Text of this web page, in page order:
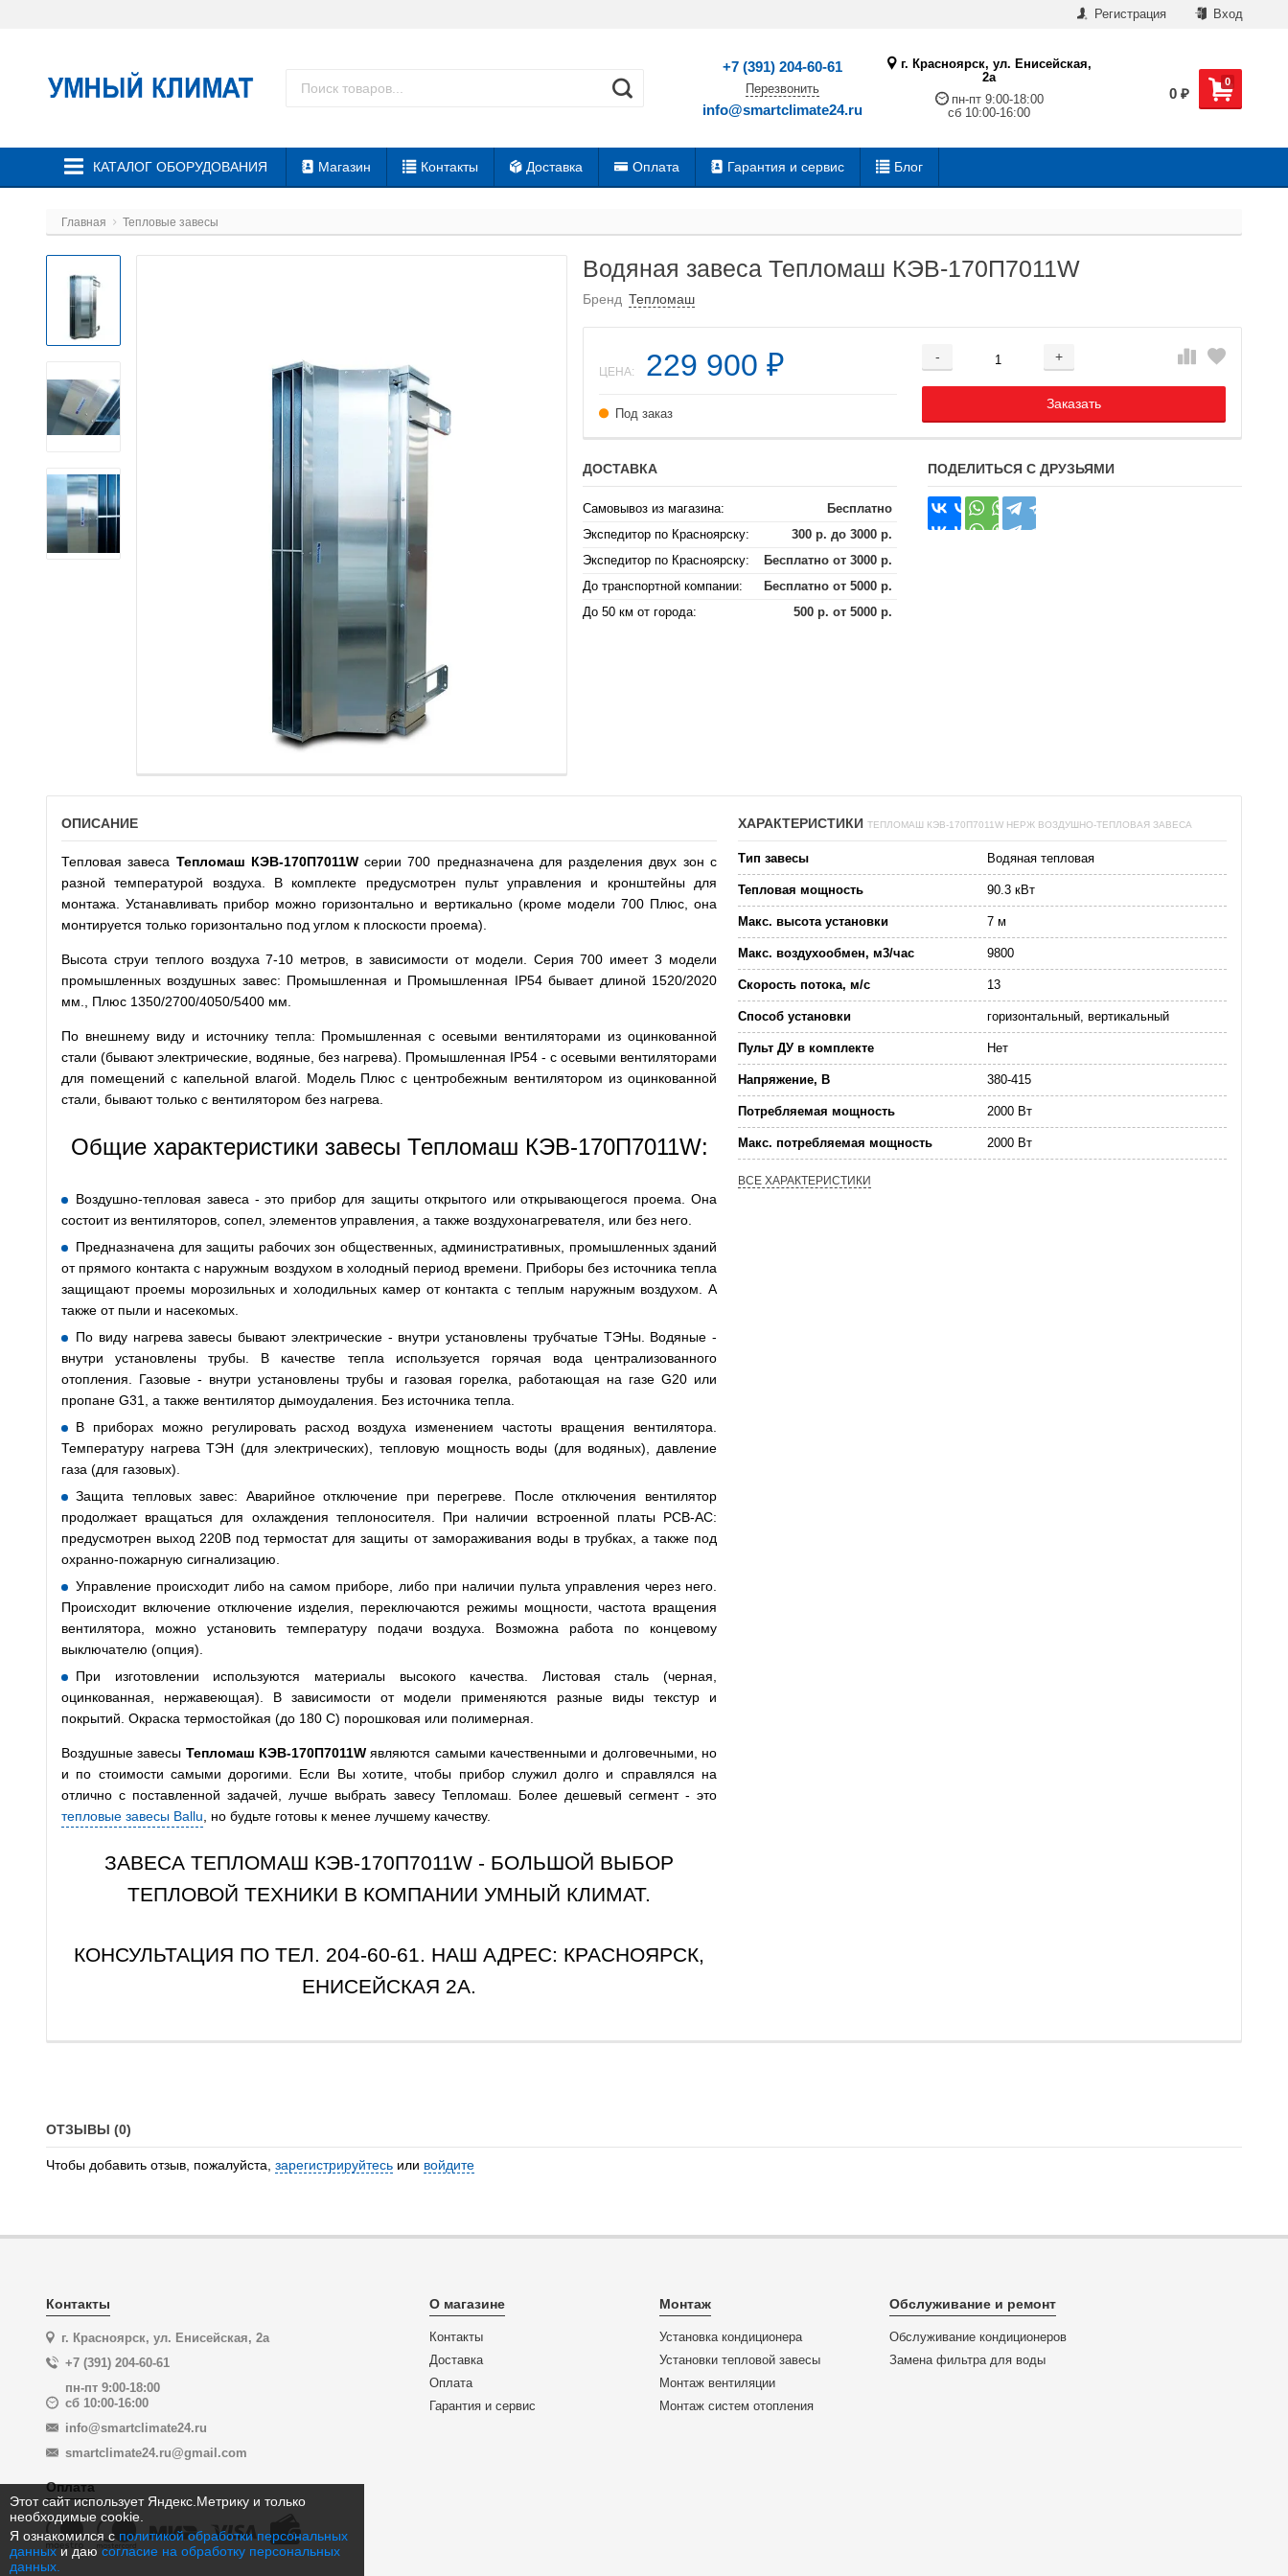
Этот сайт использует Яндекс.Метрику и только
необходимые cookie.
Я ознакомился с политикой обработки персональных
данных и даю согласие на обработку персональных
данных.
Регистрация Вход
+7 (391) 204-60-61
Перезвонить
info@smartclimate24.ru
г. Красноярск, ул. Енисейская,
2а
пн-пт 9:00-18:00
сб 10:00-16:00
0
0 ₽
КАТАЛОГ ОБОРУДОВАНИЯ Магазин Контакты Доставка Оплата Гарантия и сервис Блог
Главная Тепловые завесы
Водяная завеса Тепломаш КЭВ-170П7011W
Бренд Тепломаш
- +
Добавляется...
Заказать
Добавлен
ЦЕНА: 229 900 ₽
Под заказ
ДОСТАВКА
Самовывоз из магазина:
Бесплатно
Экспедитор по Красноярску:
300 р. до 3000 р.
Экспедитор по Красноярску:
Бесплатно от 3000 р.
До транспортной компании:
Бесплатно от 5000 р.
До 50 км от города:
500 р. от 5000 р.
ПОДЕЛИТЬСЯ С ДРУЗЬЯМИ
ХАРАКТЕРИСТИКИ ТЕПЛОМАШ КЭВ-170П7011W НЕРЖ ВОЗДУШНО-ТЕПЛОВАЯ ЗАВЕСА
Тип завесы Водяная тепловая
Тепловая мощность 90.3 кВт
Макс. высота установки 7 м
Макс. воздухообмен, м3/час 9800
Скорость потока, м/с 13
Способ установки горизонтальный, вертикальный
Пульт ДУ в комплекте Нет
Напряжение, В 380-415
Потребляемая мощность 2000 Вт
Макс. потребляемая мощность 2000 Вт
ВСЕ ХАРАКТЕРИСТИКИ
ОПИСАНИЕ
Тепловая завеса Тепломаш КЭВ-170П7011Wсерии 700 предназначена для разделения двух зон с
разной температурой воздуха. В комплекте предусмотрен пульт управления и кронштейны для
монтажа. Устанавливать прибор можно горизонтально и вертикально (кроме модели 700 Плюс, она
монтируется только горизонтально под углом к плоскости проема).
Высота струи теплого воздуха 7-10 метров, в зависимости от модели. Серия 700 имеет 3 модели
промышленных воздушных завес: Промышленная и Промышленная IP54 бывает длиной 1520/2020
мм., Плюс 1350/2700/4050/5400 мм.
По внешнему виду и источнику тепла: Промышленная с осевыми вентиляторами из оцинкованной
стали (бывают электрические, водяные, без нагрева). Промышленная IP54 - с осевыми вентиляторами
для помещений с капельной влагой. Модель Плюс с центробежным вентилятором из оцинкованной
стали, бывают только с вентилятором без нагрева.
Общие характеристики завесы Тепломаш КЭВ-170П7011W:
Воздушно-тепловая завеса - это прибор для защиты открытого или открывающегося проема. Она
состоит из вентиляторов, сопел, элементов управления, а также воздухонагревателя, или без него.
Предназначена для защиты рабочих зон общественных, административных, промышленных зданий
от прямого контакта с наружным воздухом в холодный период времени. Приборы без источника тепла
защищают проемы морозильных и холодильных камер от контакта с теплым наружным воздухом. А
также от пыли и насекомых.
По виду нагрева завесы бывают электрические - внутри установлены трубчатые ТЭНы. Водяные -
внутри установлены трубы. В качестве тепла используется горячая вода централизованного
отопления. Газовые - внутри установлены трубы и газовая горелка, работающая на газе G20 или
пропане G31, а также вентилятор дымоудаления. Без источника тепла.
В приборах можно регулировать расход воздуха изменением частоты вращения вентилятора.
Температуру нагрева ТЭН (для электрических), тепловую мощность воды (для водяных), давление
газа (для газовых).
Защита тепловых завес: Аварийное отключение при перегреве. После отключения вентилятор
продолжает вращаться для охлаждения теплоносителя. При наличии встроенной платы РСВ-АС:
предусмотрен выход 220В под термостат для защиты от замораживания воды в трубках, а также под
охранно-пожарную сигнализацию.
Управление происходит либо на самом приборе, либо при наличии пульта управления через него.
Происходит включение отключение изделия, переключаются режимы мощности, частота вращения
вентилятора, можно установить температуру подачи воздуха. Возможна работа по концевому
выключателю (опция).
При изготовлении используются материалы высокого качества. Листовая сталь (черная,
оцинкованная, нержавеющая). В зависимости от модели применяются разные виды текстур и
покрытий. Окраска термостойкая (до 180 С) порошковая или полимерная.
Воздушные завесы Тепломаш КЭВ-170П7011W являются самыми качественными и долговечными, но
и по стоимости самыми дорогими. Если Вы хотите, чтобы прибор служил долго и справлялся на
отлично с поставленной задачей, лучше выбрать завесу Тепломаш. Более дешевый сегмент - это
тепловые завесы Ballu, но будьте готовы к менее лучшему качеству.
ЗАВЕСА ТЕПЛОМАШ КЭВ-170П7011W - БОЛЬШОЙ ВЫБОР
ТЕПЛОВОЙ ТЕХНИКИ В КОМПАНИИ УМНЫЙ КЛИМАТ.
КОНСУЛЬТАЦИЯ ПО ТЕЛ. 204-60-61. НАШ АДРЕС: КРАСНОЯРСК,
ЕНИСЕЙСКАЯ 2А.
ОТЗЫВЫ (0)
Чтобы добавить отзыв, пожалуйста, зарегистрируйтесь или войдите
Контакты
г. Красноярск, ул. Енисейская, 2а
+7 (391) 204-60-61
пн-пт 9:00-18:00
сб 10:00-16:00
info@smartclimate24.ru
smartclimate24.ru@gmail.com
Оплата
О магазине
Контакты
Доставка
Оплата
Гарантия и сервис
Монтаж
Установка кондиционера
Установки тепловой завесы
Монтаж вентиляции
Монтаж систем отопления
Обслуживание и ремонт
Обслуживание кондиционеров
Замена фильтра для воды